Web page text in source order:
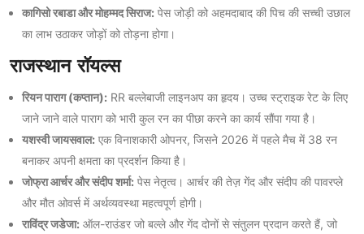
कागिसो रबाडा और मोहम्मद सिराज: पेस जोड़ी को अहमदाबाद की पिच की सच्ची उछाल
का लाभ उठाकर जोड़ों को तोड़ना होगा।
राजस्थान रॉयल्स
रियन पाराग (कप्तान): RR बल्लेबाजी लाइनअप का हृदय। उच्च स्ट्राइक रेट के लिए
जाने जाने वाले पाराग को भारी कुल रन का पीछा करने का कार्य सौंपा गया है।
यशस्वी जायसवाल: एक विनाशकारी ओपनर, जिसने 2026 में पहले मैच में 38 रन
बनाकर अपनी क्षमता का प्रदर्शन किया है।
जोफ्रा आर्चर और संदीप शर्मा: पेस नेतृत्व। आर्चर की तेज़ गेंद और संदीप की पावरप्ले
और मौत ओवर्स में अर्थव्यवस्था महत्वपूर्ण होगी।
राविंद्र जडेजा: ऑल-राउंडर जो बल्ले और गेंद दोनों से संतुलन प्रदान करते हैं, जो